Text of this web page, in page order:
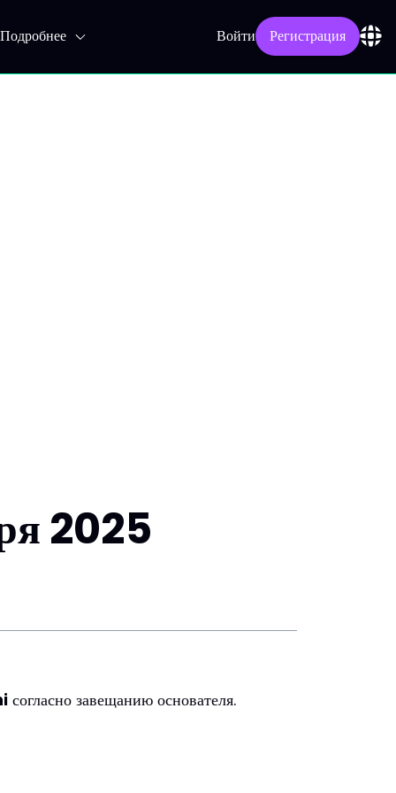
Подробнее Войти Регистрация
2025
согласно завещанию основателя.